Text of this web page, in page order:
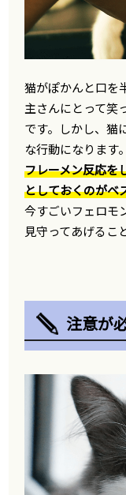
猫がぽかんと口を
主さんにとって笑
です。しかし、猫
な行動になります。
フレーメン反応を
としておくのがベ
今すごいフェロモ
見守ってあげるこ
注意が